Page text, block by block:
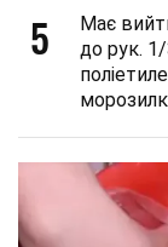
5
Має
до рук.